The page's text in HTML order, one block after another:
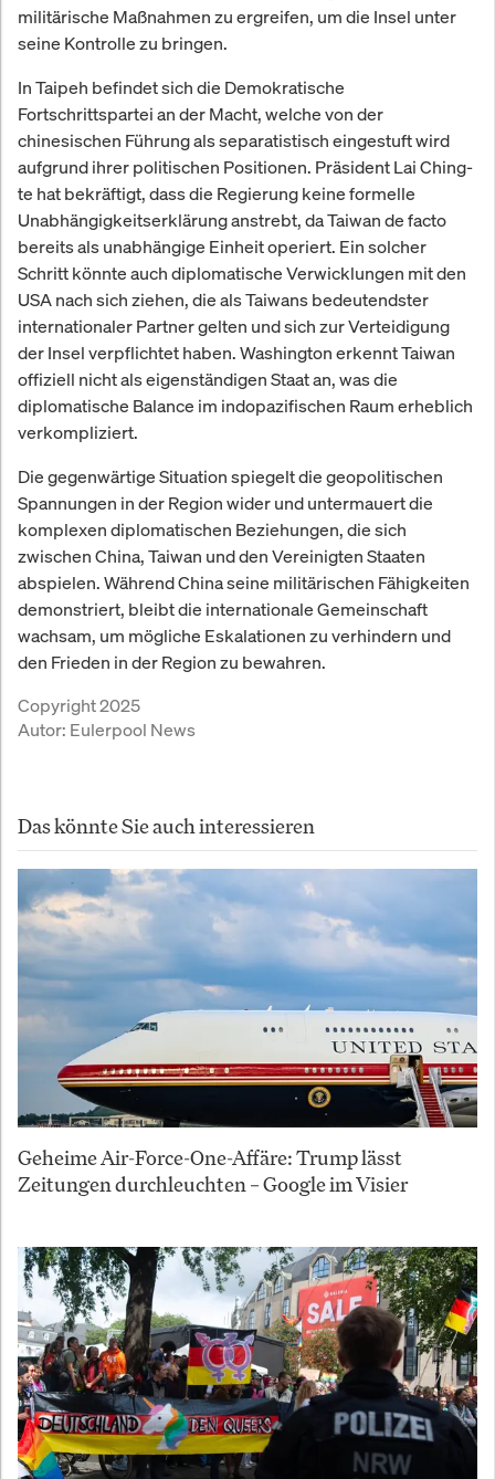
militärische Maßnahmen zu ergreifen, um die Insel unter
seine Kontrolle zu bringen.
In Taipeh befindet sich die Demokratische
Fortschrittspartei an der Macht, welche von der
chinesischen Führung als separatistisch eingestuft wird
aufgrund ihrer politischen Positionen. Präsident Lai Ching-
te hat bekräftigt, dass die Regierung keine formelle
Unabhängigkeitserklärung anstrebt, da Taiwan de facto
bereits als unabhängige Einheit operiert. Ein solcher
Schritt könnte auch diplomatische Verwicklungen mit den
USA nach sich ziehen, die als Taiwans bedeutendster
internationaler Partner gelten und sich zur Verteidigung
der Insel verpflichtet haben. Washington erkennt Taiwan
offiziell nicht als eigenständigen Staat an, was die
diplomatische Balance im indopazifischen Raum erheblich
verkompliziert.
Die gegenwärtige Situation spiegelt die geopolitischen
Spannungen in der Region wider und untermauert die
komplexen diplomatischen Beziehungen, die sich
zwischen China, Taiwan und den Vereinigten Staaten
abspielen. Während China seine militärischen Fähigkeiten
demonstriert, bleibt die internationale Gemeinschaft
wachsam, um mögliche Eskalationen zu verhindern und
den Frieden in der Region zu bewahren.
Copyright 2025
Autor: Eulerpool News
Das könnte Sie auch interessieren
Geheime Air-Force-One-Affäre: Trump lässt
Zeitungen durchleuchten – Google im Visier